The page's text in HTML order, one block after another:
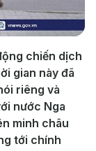
chiến dịch
gian này đã
riêng và
nước Nga
minh châu
tới chính